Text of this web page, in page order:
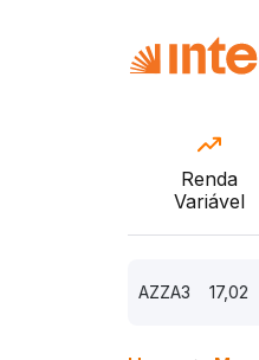
Renda
Variável
17,02